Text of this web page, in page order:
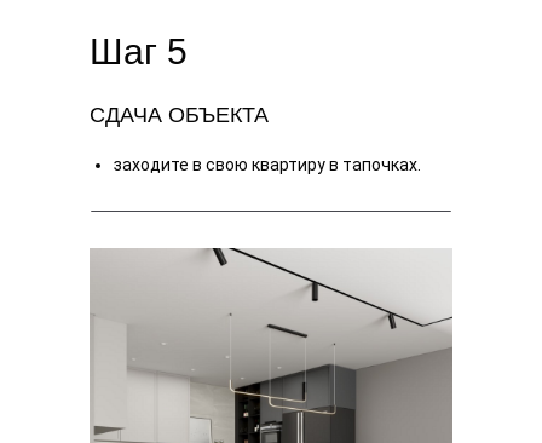
Шаг 5
СДАЧА ОБЪЕКТА
заходите в свою квартиру в тапочках.